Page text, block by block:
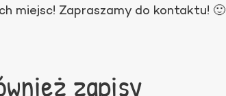
miejsc! Zapraszamy do kontaktu! 🙂
zapisy